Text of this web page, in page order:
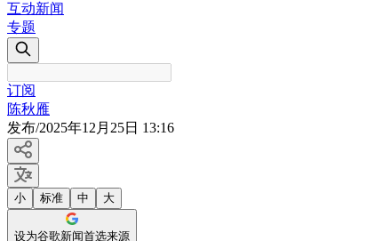
互动新闻
专题
订阅
陈秋雁
发布/2025年12月25日 13:16
小 标准 中 大
设为谷歌新闻首选来源